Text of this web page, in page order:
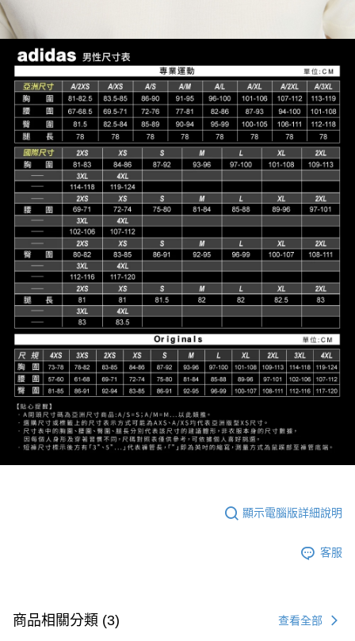
顯示電腦版詳細說明
客服
商品相關分類 (3) 查看全部